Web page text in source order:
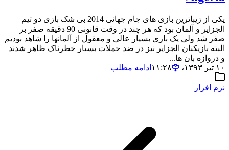
یکی از زیباترین بازی های جام جهانی 2014 بی شک بازی دو تیم
الجزایر و آلمان بود که هر چند در وقت قانونی 90 دقیقه صفر بر
صفر شد ولی یک بازی بسیار عالی و معقول از آلمانها را شاهد بودیم
البته بازیکنان الجزایر نیز در ضد حملات بسیار خطرناک ظاهر شدند
و دروازه بان ها...
۱۰ تیر ۱۳۹۳،‏ ۱۱:۲۸
ادامه مطلب
نرم افزار